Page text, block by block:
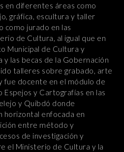
en diferentes áreas como
gráfica, escultura y taller
como jurado en las
de Cultura, al igual que en
Municipal de Cultura y
y las becas de la Gobernación
talleres sobre grabado, arte
fue docente en el módulo de
Espejos y Cartografías en las
y Quibdó donde
horizontal enfocada en
entre método y
de investigación y
el Ministerio de Cultura y la